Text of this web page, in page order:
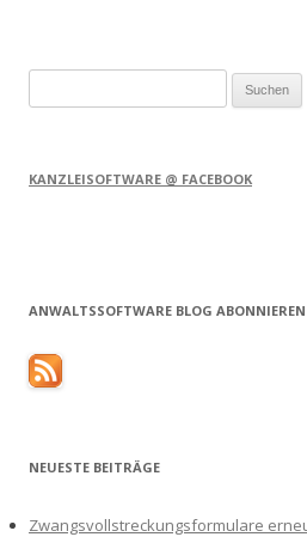
nach:
KANZLEISOFTWARE @ FACEBOOK
ANWALTSSOFTWARE BLOG ABONNIEREN
NEUESTE BEITRÄGE
Zwangsvollstreckungsformulare